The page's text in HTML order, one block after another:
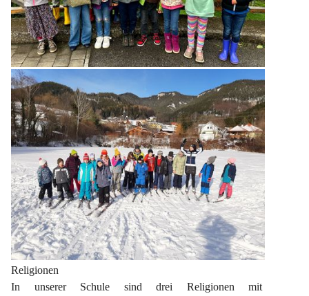
Religionen
In unserer Schule sind drei Religionen mit